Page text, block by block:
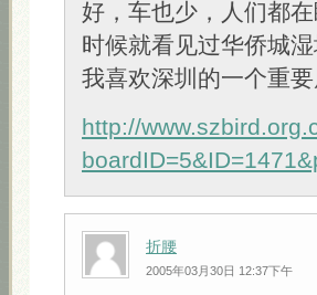
好，车也少，人们都
时候就看见过华侨城
我喜欢深圳的一个重
http://
折腰
2005年03月30日 12:37下午